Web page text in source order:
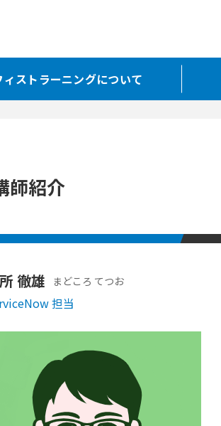
ィストラーニングについて
師紹介
徹雄 まどころ てつお
担当